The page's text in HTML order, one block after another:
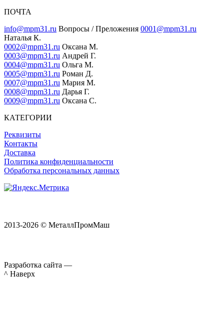
ПОЧТА
info@mpm31.ru Вопросы / Преложения 0001@mpm31.ru
Наталья К.
0002@mpm31.ru Оксана М.
0003@mpm31.ru Андрей Г.
0004@mpm31.ru Ольга М.
0005@mpm31.ru Роман Д.
0007@mpm31.ru Мария М.
0008@mpm31.ru Дарья Г.
0009@mpm31.ru Оксана С.
КАТЕГОРИИ
Реквизиты
Контакты
Доставка
Политика конфиденциальности
Обработка персональных данных
2013-2026 © МеталлПромМаш
Разработка сайта —
^ Наверх